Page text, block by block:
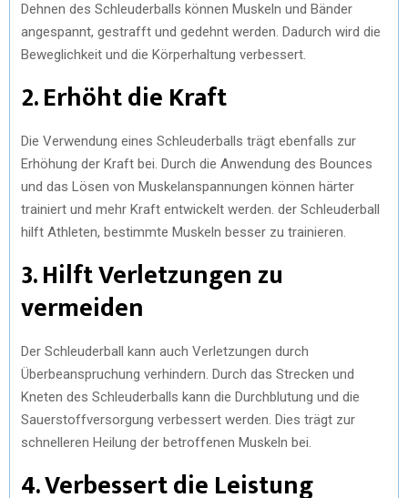
Dehnen des Schleuderballs können Muskeln und Bänder
angespannt, gestrafft und gedehnt werden. Dadurch wird die
Beweglichkeit und die Körperhaltung verbessert.
2. Erhöht die Kraft
Die Verwendung eines Schleuderballs trägt ebenfalls zur
Erhöhung der Kraft bei. Durch die Anwendung des Bounces
und das Lösen von Muskelanspannungen können härter
trainiert und mehr Kraft entwickelt werden. der Schleuderball
hilft Athleten, bestimmte Muskeln besser zu trainieren.
3. Hilft Verletzungen zu
vermeiden
Der Schleuderball kann auch Verletzungen durch
Überbeanspruchung verhindern. Durch das Strecken und
Kneten des Schleuderballs kann die Durchblutung und die
Sauerstoffversorgung verbessert werden. Dies trägt zur
schnelleren Heilung der betroffenen Muskeln bei.
4. Verbessert die Leistung